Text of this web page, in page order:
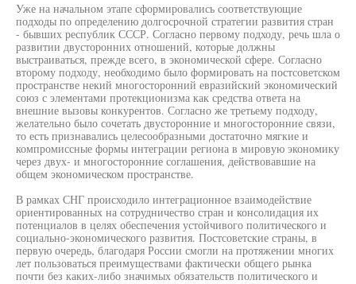
Уже на начальном этапе сформировались соответствующие
подходы по определению долгосрочной стратегии развития стран
- бывших республик СССР. Согласно первому подходу, речь шла о
развитии двусторонних отношений, которые должны
выстраиваться, прежде всего, в экономической сфере. Согласно
второму подходу, необходимо было формировать на постсоветском
пространстве некий многосторонний евразийский экономический
союз с элементами протекционизма как средства ответа на
внешние вызовы конкурентов. Согласно же третьему подходу,
желательно было сочетать двусторонние и многосторонние связи,
то есть признавались целесообразными достаточно мягкие и
компромиссные формы интеграции региона в мировую экономику
через двух- и многосторонние соглашения, действовавшие на
общем экономическом пространстве.
В рамках СНГ происходило интеграционное взаимодействие
ориентированных на сотрудничество стран и консолидация их
потенциалов в целях обеспечения устойчивого политического и
социально-экономического развития. Постсоветские страны, в
первую очередь, благодаря России смогли на протяжении многих
лет пользоваться преимуществами фактически общего рынка
почти без каких-либо значимых обязательств политического и